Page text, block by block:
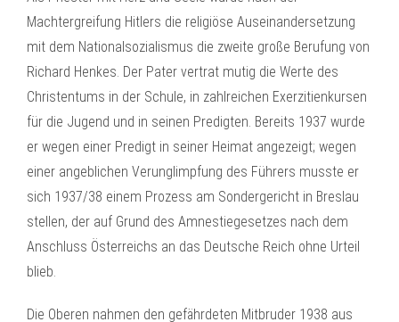
Machtergreifung Hitlers die religiöse Auseinandersetzung
mit dem Nationalsozialismus die zweite große Berufung von
Richard Henkes. Der Pater vertrat mutig die Werte des
Christentums in der Schule, in zahlreichen Exerzitienkursen
für die Jugend und in seinen Predigten. Bereits 1937 wurde
er wegen einer Predigt in seiner Heimat angezeigt; wegen
einer angeblichen Verunglimpfung des Führers musste er
sich 1937/38 einem Prozess am Sondergericht in Breslau
stellen, der auf Grund des Amnestiegesetzes nach dem
Anschluss Österreichs an das Deutsche Reich ohne Urteil
blieb.
Die Oberen nahmen den gefährdeten Mitbruder 1938 aus